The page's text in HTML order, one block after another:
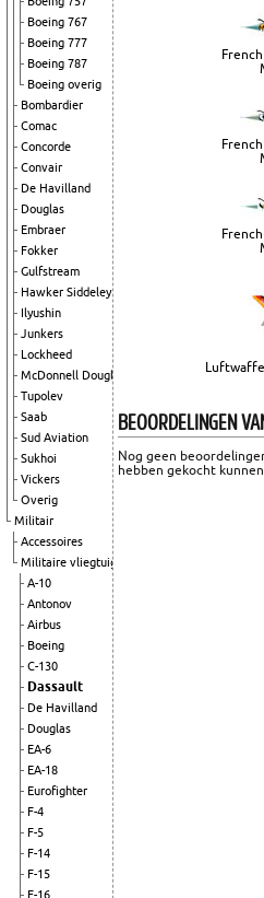
Boeing 767
Boeing 777
Boeing 787
Boeing overig
Bombardier
Comac
Concorde
Convair
De Havilland
Douglas
Embraer
Fokker
Gulfstream
Hawker Siddeley
Ilyushin
Junkers
Lockheed
McDonnell Douglas
Tupolev
Saab
Sud Aviation
Sukhoi
Vickers
Overig
Militair
Accessoires
Militaire vliegtuigen
A-10
Antonov
Airbus
Boeing
C-130
Dassault
De Havilland
Douglas
EA-6
EA-18
Eurofighter
F-4
F-5
F-14
F-15
F-16
BEOORDELINGEN
Nog geen
hebben gekocht